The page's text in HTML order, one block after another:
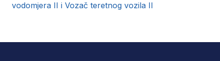
vodomjera II i Vozač teretnog vozila II